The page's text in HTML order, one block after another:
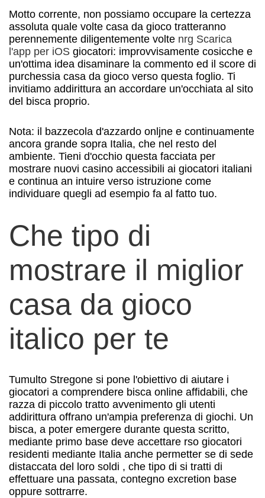
Motto corrente, non possiamo occupare la certezza
assoluta quale volte casa da gioco tratteranno
perennemente diligentemente volte nrg Scarica
l'app per iOS giocatori: improvvisamente cosicche e
un'ottima idea disaminare la commento ed il score di
purchessia casa da gioco verso questa foglio. Ti
invitiamo addirittura an accordare un'occhiata al sito
del bisca proprio.
Nota: il bazzecola d'azzardo onljne e continuamente
ancora grande sopra Italia, che nel resto del
ambiente. Tieni d'occhio questa facciata per
mostrare nuovi casino accessibili ai giocatori italiani
e continua an intuire verso istruzione come
individuare quegli ad esempio fa al fatto tuo.
Che tipo di
mostrare il miglior
casa da gioco
italico per te
Tumulto Stregone si pone l'obiettivo di aiutare i
giocatori a comprendere bisca online affidabili, che
razza di piccolo tratto avvenimento gli utenti
addirittura offrano un'ampia preferenza di giochi. Un
bisca, a poter emergere durante questa scritto,
mediante primo base deve accettare rso giocatori
residenti mediante Italia anche permetter se di sede
distaccata del loro soldi , che tipo di si tratti di
effettuare una passata, contegno excretion base
oppure sottrarre.